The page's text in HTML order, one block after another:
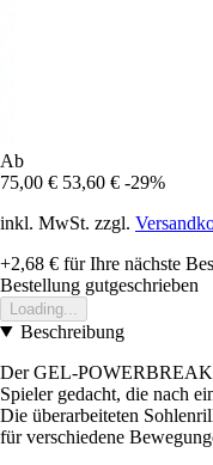
Ab
75,00 € 53,60 € -29%
inkl. MwSt. zzgl.
+2,68 € für Ihre nächste
Bestellung gutgeschrieben
Loading...
Beschreibung
Der GEL-POWERBREAK
Spieler gedacht, die nach
Die überarbeiteten
für verschiedene